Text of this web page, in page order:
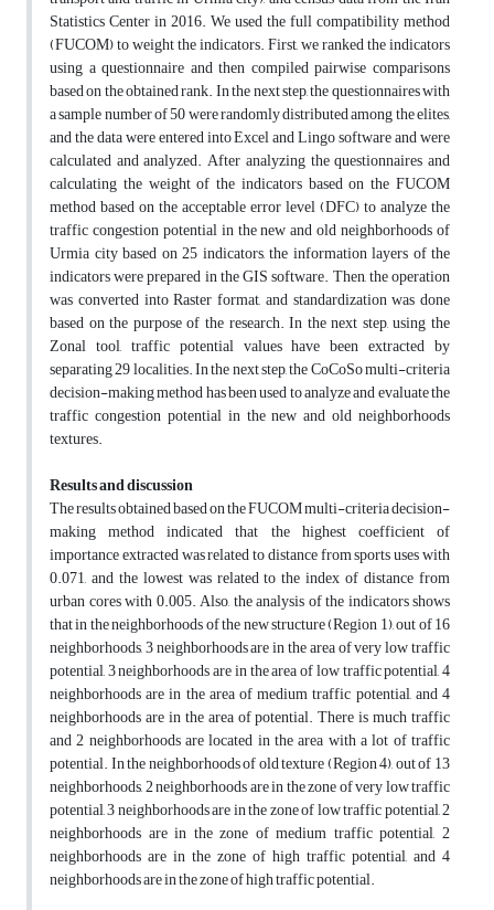
Statistics Center in 2016. We used the full compatibility method
(FUCOM) to weight the indicators. First, we ranked the indicators
using a questionnaire and then compiled pairwise comparisons
based on the obtained rank. In the next step, the questionnaires with
a sample number of 50 were randomly distributed among the elites,
and the data were entered into Excel and Lingo software and were
calculated and analyzed. After analyzing the questionnaires and
calculating the weight of the indicators based on the FUCOM
method based on the acceptable error level (DFC) to analyze the
traffic congestion potential in the new and old neighborhoods of
Urmia city based on 25 indicators, the information layers of the
indicators were prepared in the GIS software. Then, the operation
was converted into Raster format, and standardization was done
based on the purpose of the research. In the next step, using the
Zonal tool, traffic potential values have been extracted by
separating 29 localities. In the next step, the CoCoSo multi-criteria
decision-making method has been used to analyze and evaluate the
traffic congestion potential in the new and old neighborhoods
textures.
Results and discussion
The results obtained based on the FUCOM multi-criteria decision-
making method indicated that the highest coefficient of
importance extracted was related to distance from sports uses with
0.071, and the lowest was related to the index of distance from
urban cores with 0.005. Also, the analysis of the indicators shows
that in the neighborhoods of the new structure (Region 1), out of 16
neighborhoods, 3 neighborhoods are in the area of very low traffic
potential, 3 neighborhoods are in the area of low traffic potential, 4
neighborhoods are in the area of medium traffic potential, and 4
neighborhoods are in the area of potential. There is much traffic
and 2 neighborhoods are located in the area with a lot of traffic
potential. In the neighborhoods of old texture (Region 4), out of 13
neighborhoods, 2 neighborhoods are in the zone of very low traffic
potential, 3 neighborhoods are in the zone of low traffic potential, 2
neighborhoods are in the zone of medium traffic potential, 2
neighborhoods are in the zone of high traffic potential, and 4
neighborhoods are in the zone of high traffic potential.